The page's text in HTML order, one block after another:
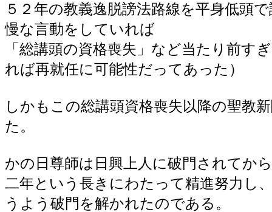
５２年の教義逸脱謗法路線を平身低頭
慢な言動をしていれば
「総講頭の資格喪失」など当たり前す
れば再就任に可能性だってあった）
しかもこの総講頭資格喪失以降の聖教
た。
かの日尊師は日興上人に破門されてか
二年という長きにわたって精進努力し
うよう破門を解かれたのである。